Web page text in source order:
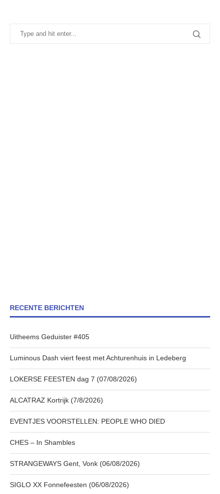
RECENTE BERICHTEN
Uitheems Geduister #405
Luminous Dash viert feest met Achturenhuis in Ledeberg
LOKERSE FEESTEN dag 7 (07/08/2026)
ALCATRAZ Kortrijk (7/8/2026)
EVENTJES VOORSTELLEN: PEOPLE WHO DIED
CHES – In Shambles
STRANGEWAYS Gent, Vonk (06/08/2026)
SIGLO XX Fonnefeesten (06/08/2026)